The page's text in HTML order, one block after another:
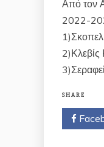
Από
2022-
SHARE